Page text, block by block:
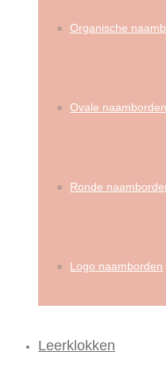
Organische
Ovale naamborden
Ronde
Logo naamborden
Leerklokken